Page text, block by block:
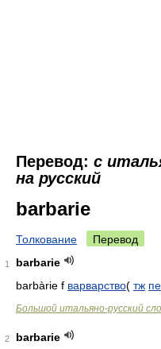
Перевод: с
на русский
barbarie
Толкование Перевод
1
barbarie
barbàrie f варварство( тж
Большой итальяно-русский
2
barbarie